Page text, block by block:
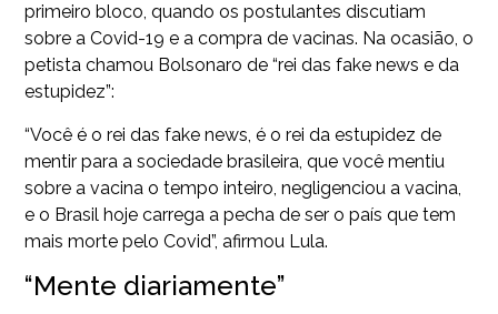
primeiro bloco, quando os postulantes discutiam
sobre a Covid-19 e a compra de vacinas. Na ocasião, o
petista chamou Bolsonaro de “rei das fake news e da
estupidez”:
“Você é o rei das fake news, é o rei da estupidez de
mentir para a sociedade brasileira, que você mentiu
sobre a vacina o tempo inteiro, negligenciou a vacina,
e o Brasil hoje carrega a pecha de ser o país que tem
mais morte pelo Covid”, afirmou Lula.
“Mente diariamente”